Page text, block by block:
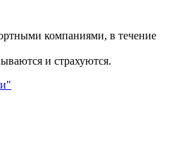
компаниями, в течение
и страхуются.